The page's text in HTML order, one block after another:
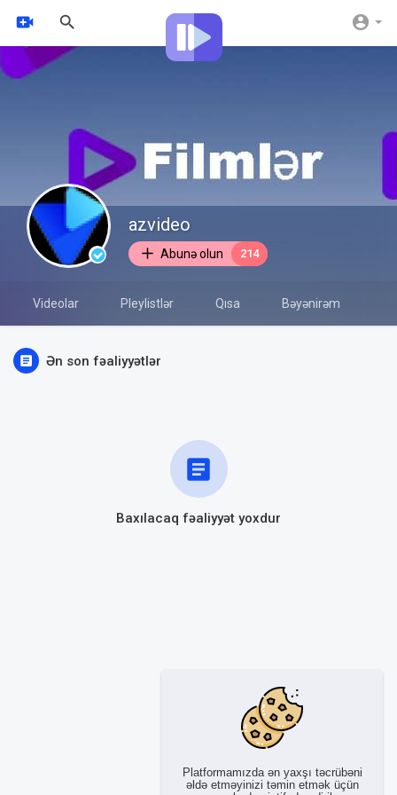
Platformamızda ən yaxşı təcrübəni
əldə etməyinizi təmin etmək üçün
azvideo
Abunə olun 214
Videolar Pleylistlər Qısa Bəyənirəm
Ən son fəaliyyətlər
Baxılacaq fəaliyyət yoxdur